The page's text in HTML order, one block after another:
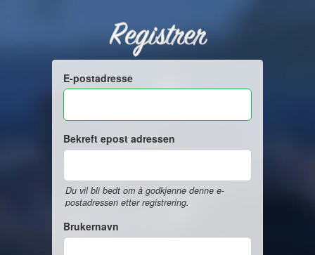
Registrer
E-postadresse
Bekreft epost adressen
Du vil bli bedt om å godkjenne denne e-
postadressen etter registrering.
Brukernavn